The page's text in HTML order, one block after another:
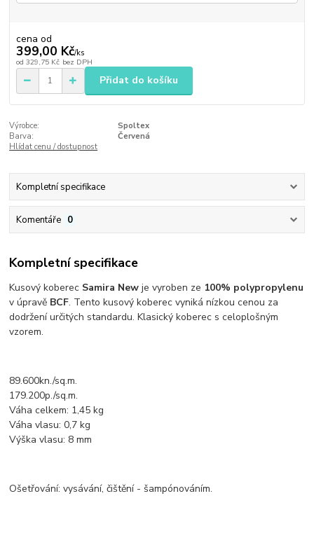
cena od
399,00 Kč/ks
od 329,75 Kč bez DPH
Přidat do košíku
Výrobce:
Spoltex
Barva:
Červená
Hlídat cenu / dostupnost
Kompletní specifikace
Komentáře 0
Kompletní specifikace
Kusový koberec Samira New je vyroben ze 100% polypropylenu
v úpravě BCF. Tento kusový koberec vyniká nízkou cenou za
dodržení určitých standardu. Klasický koberec s celoplošným
vzorem.
89.600kn./sq.m.
179.200p./sq.m.
Váha celkem: 1,45 kg
Váha vlasu: 0,7 kg
Výška vlasu: 8 mm
Ošetřování: vysávání, čištění - šampónováním.